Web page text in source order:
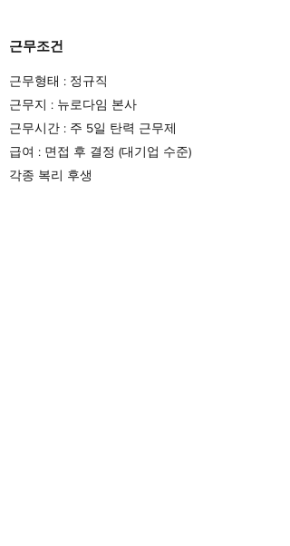
근무조건
근무형태 : 정규직
근무지 : 뉴로다임 본사
근무시간 : 주 5일 탄력 근무제
급여 : 면접 후 결정 (대기업 수준)
각종 복리 후생